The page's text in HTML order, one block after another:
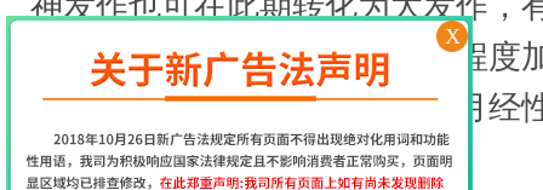
或经期中癫痫发作次数增加或程度
在经期前或经期中发作，称为月经
患者仅在妊娠期或围产期
X